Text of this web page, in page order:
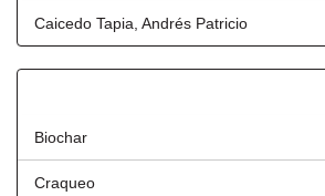
Caicedo Tapia, Andrés Patricio
Biochar
Craqueo